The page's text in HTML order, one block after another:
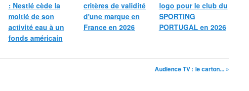
: Nestlé cède la
moitié de son
activité eau à un
fonds américain
critères de validité
d'une marque en
France en 2026
logo pour le club du
SPORTING
PORTUGAL en 2026
Audience TV : le carton... »